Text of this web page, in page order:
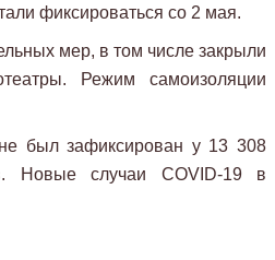
фиксироваться со 2 мая.
мер, в том числе закрыли
Режим самоизоляции
был зафиксирован у 13 308
Новые случаи COVID-19 в